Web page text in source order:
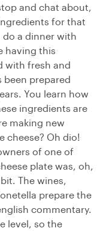
and chat about,
for that
a dinner with
having this
with fresh and
been prepared
You learn how
ingredients are
making new
cheese? Oh dio!
of one of
plate was, oh,
The wines,
prepare the
commentary.
level, so the